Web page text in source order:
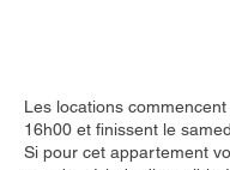
Les locations
16h00 et finissent le
Si pour cet appartement